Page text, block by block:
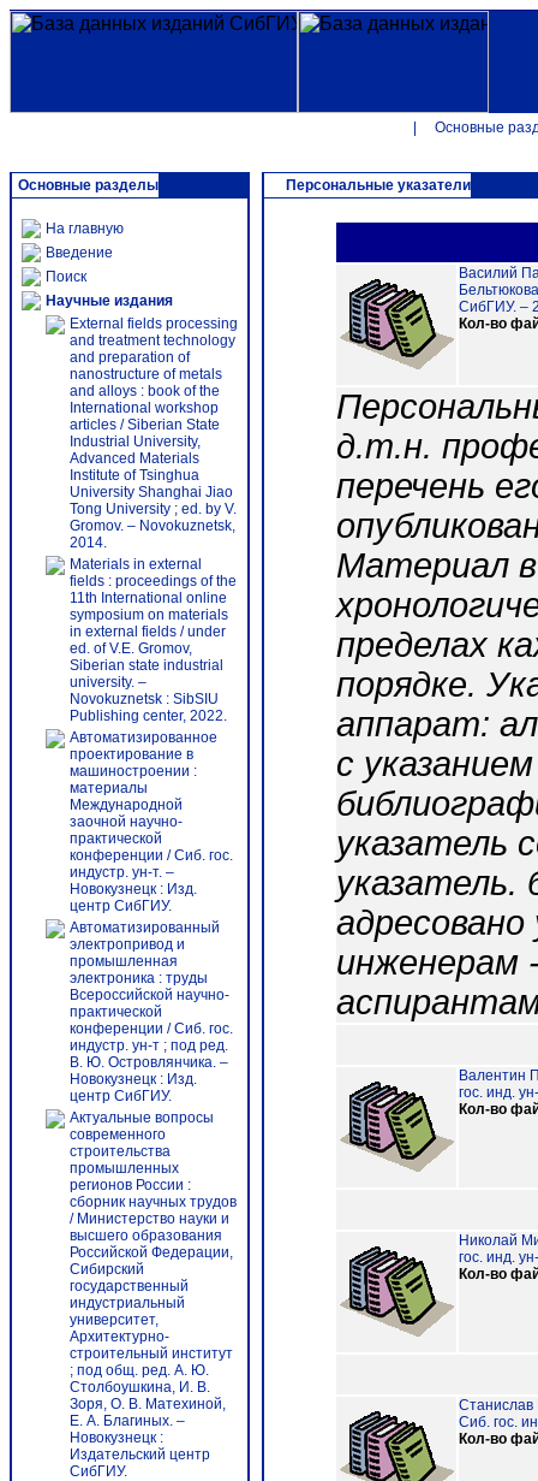
Основные
Основные разделы
На главную
Введение
Поиск
Научные издания
External fields processing
and treatment technology
and preparation of
nanostructure of metals
and alloys : book of the
International workshop
articles / Siberian State
Industrial University,
Advanced Materials
Institute of Tsinghua
University Shanghai Jiao
Tong University ; ed. by V.
Gromov. – Novokuznetsk,
2014.
Materials in external
fields : proceedings of the
11th International online
symposium on materials
in external fields / under
ed. of V.E. Gromov,
Siberian state industrial
university. –
Novokuznetsk : SibSIU
Publishing center, 2022.
Автоматизированное
проектирование в
машиностроении :
материалы
Международной
заочной научно-
практической
конференции / Сиб. гос.
индустр. ун-т. –
Новокузнецк : Изд.
центр СибГИУ.
Автоматизированный
электропривод и
промышленная
электроника : труды
Всероссийской научно-
практической
конференции / Сиб. гос.
индустр. ун-т ; под ред.
В. Ю. Островлянчика. –
Новокузнецк : Изд.
центр СибГИУ.
Актуальные вопросы
современного
строительства
промышленных
регионов России :
сборник научных трудов
/ Министерство науки и
высшего образования
Российской Федерации,
Сибирский
государственный
индустриальный
университет,
Архитектурно-
строительный институт
; под общ. ред. А. Ю.
Столбоушкина, И. В.
Зоря, О. В. Матехиной,
Е. А. Благиных. –
Новокузнецк :
Издательский центр
СибГИУ.
Персональные указатели
Василий
СибГИУ. –
Кол-во
д.т.н.
перечень
Материал в
пределах
порядке.
аппарат:
с
указатель
указатель.
инженерам
Валентин
гос. инд.
Кол-во
Николай
гос. инд.
Кол-во
Станислав
Сиб. гос.
Кол-во